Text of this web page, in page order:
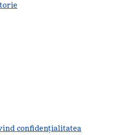
confidenţialitatea